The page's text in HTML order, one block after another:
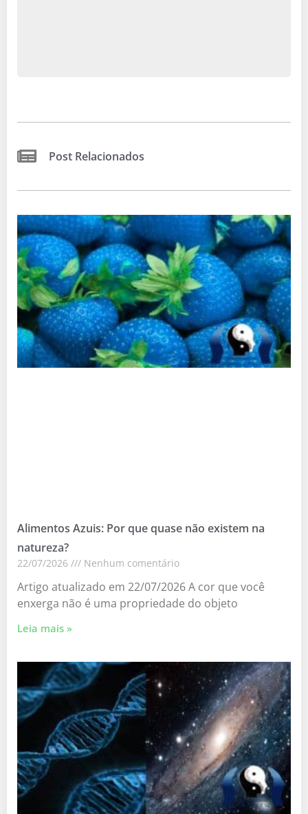
Post Relacionados
Alimentos Azuis: Por que quase não existem na
natureza?
22/07/2026 Nenhum comentário
Artigo atualizado em 22/07/2026 A cor que você
enxerga não é uma propriedade do objeto
Leia mais »